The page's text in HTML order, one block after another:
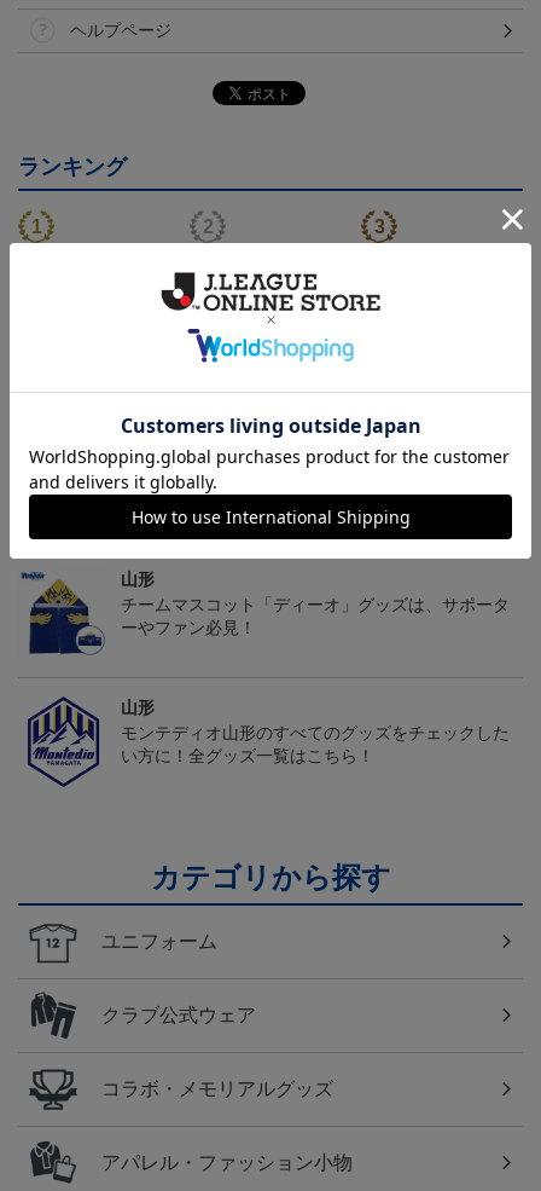
ヘルプページ
ランキング
26/27オーセンティックユ
ニフォーム半袖（FP1st）
18,700円～23,760円
26/27オーセンティックユ
ニフォーム半袖（FP2n
18,700円～23,760円
26/27オーセンティックユ
ニフォーム長袖（FP1st）
19,800円～24,860円
山形
チームマスコット「ディーオ」グッズは、サポータ
ーやファン必見！
山形
モンテディオ山形のすべてのグッズをチェックした
い方に！全グッズ一覧はこちら！
カテゴリから探す
ユニフォーム
クラブ公式ウェア
コラボ・メモリアルグッズ
アパレル・ファッション小物